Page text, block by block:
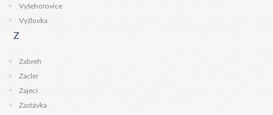
Vyšehorovice
Vyžlovka
Z
Zabreh
Zacler
Zajecí
Zastávka